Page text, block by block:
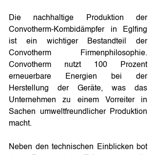
Die nachhaltige Produktion der
Convotherm-Kombidämpfer in Eglfing
ist ein wichtiger Bestandteil der
Convotherm Firmenphilosophie.
Convotherm nutzt 100 Prozent
erneuerbare Energien bei der
Herstellung der Geräte, was das
Unternehmen zu einem Vorreiter in
Sachen umweltfreundlicher Produktion
macht.
Neben den technischen Einblicken bot